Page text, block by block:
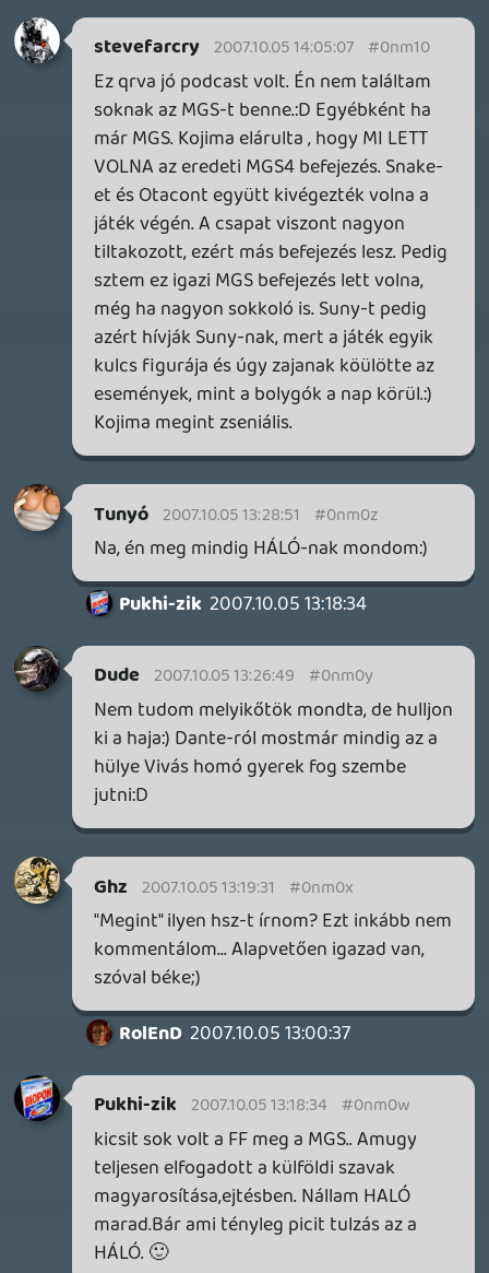
Necro: egen, úgy látom fent van
mindegyik, danke!
RolEnD 2007.10.05 12:45:14
RolEnD 2007.10.05 12:45:14 #0nm0q
Jó a Podcast! Nagyon jó lett, viszont ettől
a "halozástól" feláll a szőr a hátamon.
Mintha telefonálnátok folyamatosan. 🙂
Legalább ti mondjátok ki rendesen..."HÉLÓ".
Ennyire ne legyünk már tuskó magyarok.
🙂 És most természetesen ezt nem
b@szogatási célzattal mondom. Aztán
lehet, hogy csak engem idegesít. De akkor
is "Héló". És még mindig szuper a Podcast.
Necroman Mk2 2007.10.05 12:40:40
Ha valaki lemaradt volna valamelyik
podcastről, akkor a g365podcast.uw.hu -
UI: a szerkesztőket kérdeném, hogy
mindegyik rendben fenn van-e?
bixiboy 2007.10.05 12:02:08 #0nm0o
gratula a podcasthez, a szokásosnál is
ha lehet ilyet írni, pozitívan csalódtam
bennetek, abszolút elfogulatlanul álltok
hozzá, most már nem érzem ezt a wii-
lehúzó, hc-éltető hozzáállást, mint eddig,
és szinte mindenben egyetértek
a hype-kérdés örülök, hogy felmerült
az maradni fog :S (kell kifelé)
luca006 2007.10.05 10:01:04 #0nm0n
blackbox 2007.10.05 09:39:01 #0nm0m
Alwares 2007.10.05 07:05:43
Na végre meghallgattam az Mp3-amon,
tök jó kis podcast volt, volt benne
minden...